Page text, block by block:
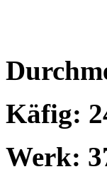
Käfig:
Werk: